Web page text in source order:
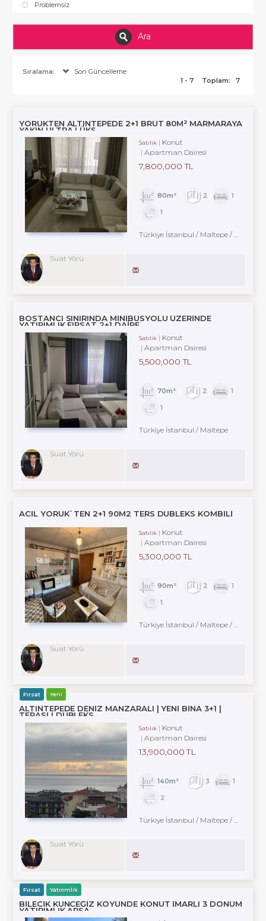
Problemsiz
Ara
Sıralama:
Son Güncelleme
1 - 7
Toplam: 7
YÖRÜKTEN ALTINTEPEDE 2+1 BRÜT 80M² MARMARAYA
YAKIN ULTRA LÜKS
Satılık
Konut
Apartman Dairesi
7,800,000 TL
80m² 2
1
1
Türkiye İstanbul / Maltepe/ Küçükyalı
Suat Yörü
BOSTANCI SINIRINDA MİNİBÜSYOLU ÜZERİNDE
YATIRIMLIK FIRSAT 2+1 DAİRE
Satılık
Konut
Apartman Dairesi
5,500,000 TL
70m² 2
1
1
Türkiye İstanbul / Maltepe
Suat Yörü
ACİL YÖRÜK`TEN 2+1 90M2 TERS DUBLEKS KOMBİLİ
Satılık
Konut
Apartman Dairesi
5,300,000 TL
90m² 2
1
1
Türkiye İstanbul / Maltepe/ Yalı
Suat Yörü
Fırsat Yeni
ALTINTEPEDE DENİZ MANZARALI | YENİ BİNA 3+1 |
TERASLI DUBLEKS
Satılık
Konut
Apartman Dairesi
13,900,000 TL
140m² 3
1
2
Türkiye İstanbul / Maltepe/ Küçükyalı
Suat Yörü
Fırsat Yatırımlık
BILECIK KUNCEĞIZ KÖYÜNDE KONUT IMARLI 3 DÖNÜM
YATIRIMLIK ARSA